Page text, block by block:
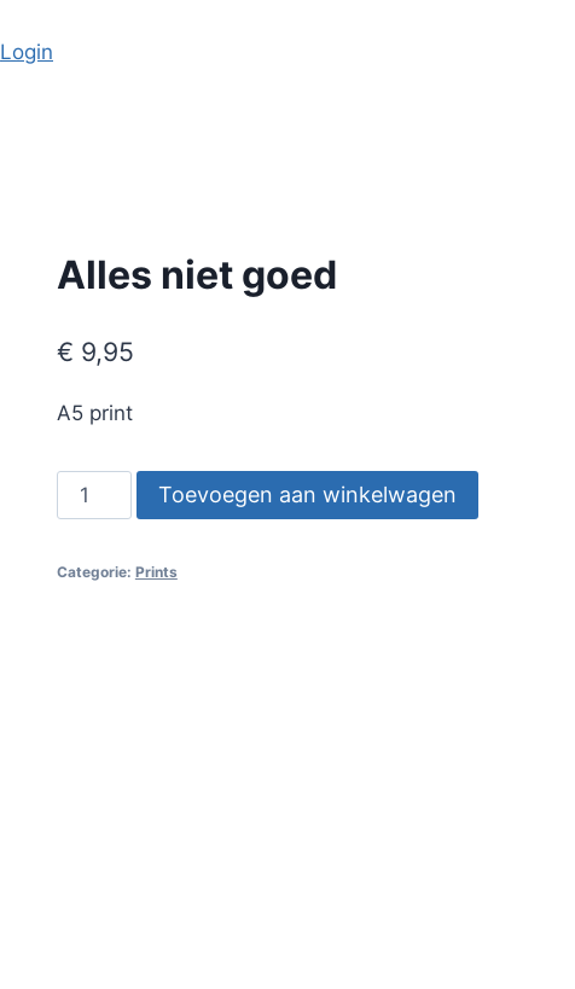
Login
Alles niet goed
€ 9,95
A5 print
Alles
niet
aantal
Toevoegen aan winkelwagen
Categorie: Prints